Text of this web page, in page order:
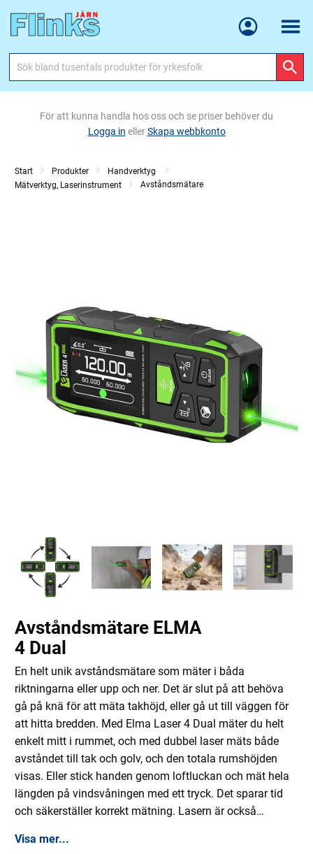
Meny
För att kunna handla hos oss och se priser behöver du
Logga in ellerSkapa webbkonto
Start Produkter
Handverktyg
Mätverktyg, Laserinstrument
Avståndsmätare
Avståndsmätare ELMA
4 Dual
En helt unik avståndsmätare som mäter i båda
riktningarna eller upp och ner. Det är slut på att behöva
gå på knä för att mäta takhöjd, eller gå ut till väggen för
att hitta bredden. Med Elma Laser 4 Dual mäter du helt
enkelt mitt i rummet, och med dubbel laser mäts både
avståndet till tak och golv, och den totala rumshöjden
visas. Eller stick handen genom loftluckan och mät hela
längden på vindsvåningen med ett tryck. Det sparar tid
och säkerställer korrekt mätning. Lasern är också
på hur instrumentet hålls, vilket gör avläsningen enkel.
Visa mer...